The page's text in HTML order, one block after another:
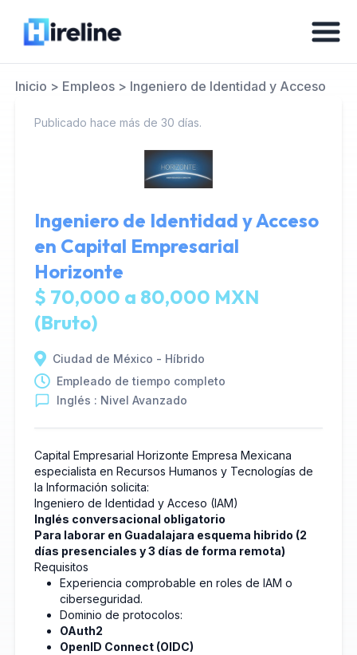
Inicio > Empleos> Ingeniero de Identidad y Acceso
Publicado hace más de 30 días.
Ingeniero de Identidad y Acceso
en Capital Empresarial
Horizonte
$ 70,000 a 80,000 MXN
(Bruto)
Ciudad de México - Híbrido
Empleado de tiempo completo
Inglés : Nivel Avanzado
Capital Empresarial Horizonte Empresa Mexicana
especialista en Recursos Humanos y Tecnologías de
la Información solicita:
Ingeniero de Identidad y Acceso (IAM)
Inglés conversacional obligatorio
Para laborar en Guadalajara esquema hibrido (2
días presenciales y 3 días de forma remota)
Requisitos
Experiencia comprobable en roles de IAM o
ciberseguridad.
Dominio de protocolos:
OAuth2
OpenID Connect (OIDC)